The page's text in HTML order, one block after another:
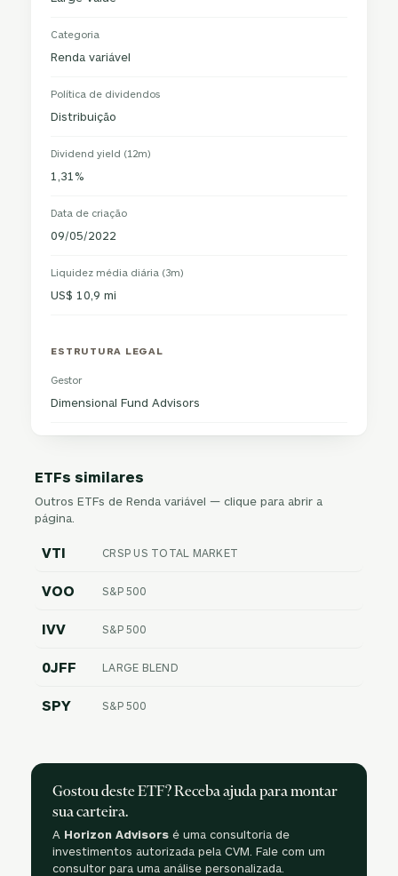
Categoria
Renda variável
Política de dividendos
Distribuição
Dividend yield (12m)
1,31%
Data de criação
09/05/2022
Liquidez média diária (3m)
US$ 10,9 mi
ESTRUTURA LEGAL
Gestor
Dimensional Fund Advisors
ETFs similares
Outros ETFs de Renda variável — clique para abrir a
página.
VTI CRSP US TOTAL MARKET
VOO S&P 500
IVV S&P 500
0JFF LARGE BLEND
SPY S&P 500
Gostou deste ETF? Receba ajuda para montar
sua carteira.
A Horizon Advisors é uma consultoria de
investimentos autorizada pela CVM. Fale com um
consultor para uma análise personalizada.